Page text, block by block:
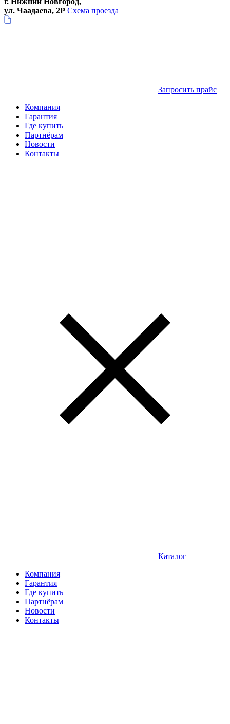
ул. Чаадаева, 2Р Схема проезда
Запросить прайс
Компания
Гарантия
Где купить
Партнёрам
Новости
Контакты
Каталог
Компания
Гарантия
Где купить
Партнёрам
Новости
Контакты